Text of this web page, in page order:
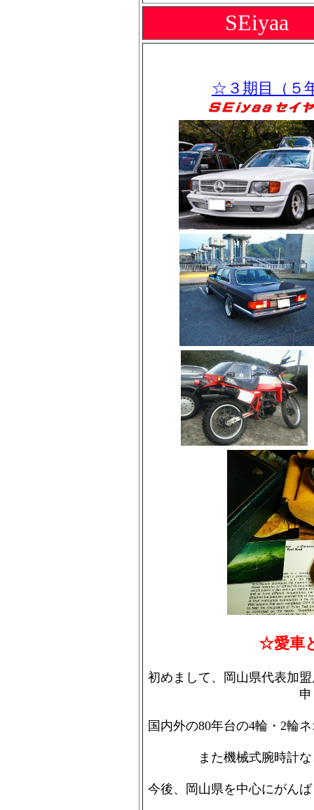
SEiyaa
☆３期目（５
☆愛車
初めまして、岡山県代表加
国内外の80年台の4輪・2輪
また機械式腕時計
今後、岡山県を中心にがん